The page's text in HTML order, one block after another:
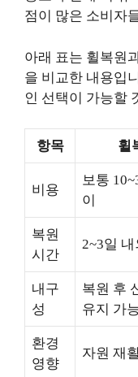
점이 많은 소비자
아래 표는 휠복원
을 비교한 내용입
인 선택이 가능할
항목 휠
비용
보통
이
복원
시간
2~3일 내
내구
성
복원 후
유지 가
환경
영향
자원 재